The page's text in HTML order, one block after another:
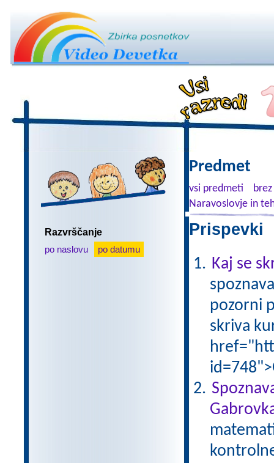
Razvrščanje
po naslovu
po datumu
Predmet
vsi predmeti
Naravoslovje in
Prispevki
Kaj se
pozorni
skriva